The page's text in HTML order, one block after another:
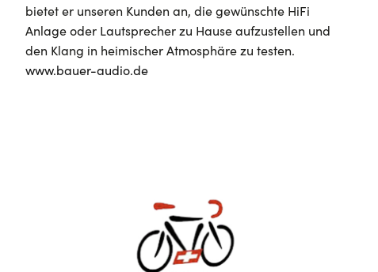
bietet er unseren Kunden an, die gewünschte HiFi
Anlage oder Lautsprecher zu Hause aufzustellen und
den Klang in heimischer Atmosphäre zu testen.
www.bauer-audio.de